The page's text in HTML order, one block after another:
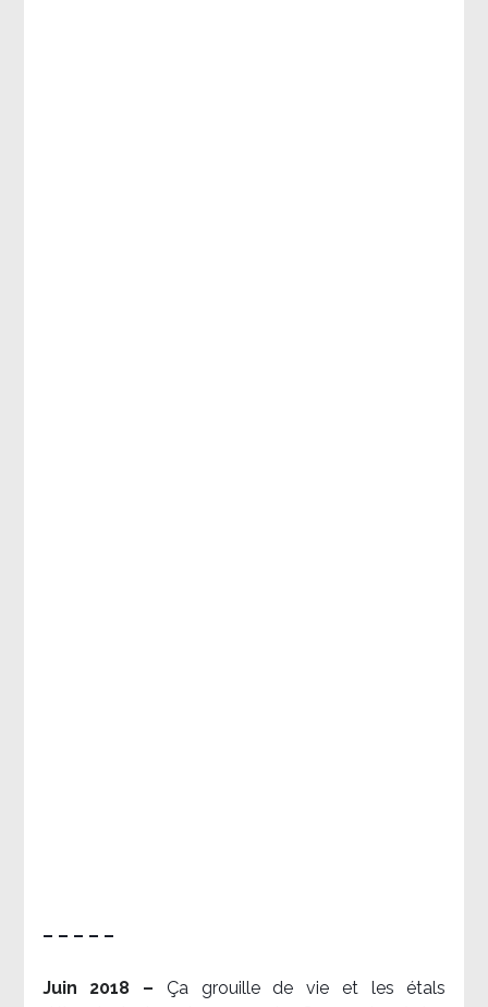
– – – – –
Juin 2018 – Ça grouille de vie et les étals